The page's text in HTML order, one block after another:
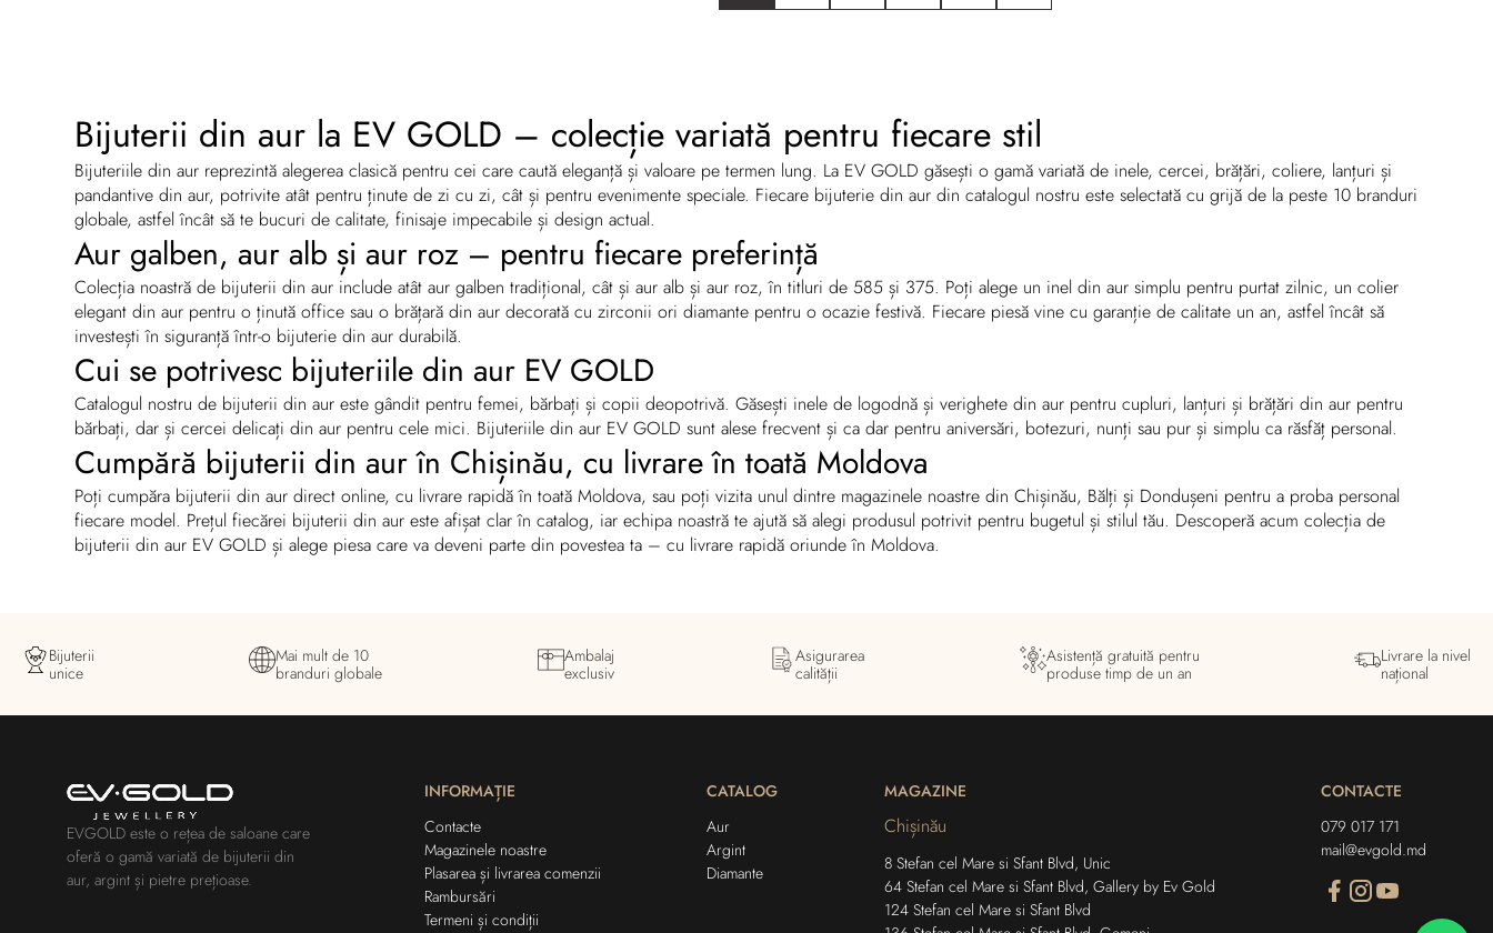
Bijuterii din aur la EV GOLD – colecție variată pentru fiecare stil
Bijuteriile din aur reprezintă alegerea clasică pentru cei care caută eleganță și valoare pe termen lung. La EV GOLD găsești o gamă variată de inele, cercei, brățări, coliere, lanțuri și
pandantive din aur, potrivite atât pentru ținute de zi cu zi, cât și pentru evenimente speciale. Fiecare bijuterie din aur din catalogul nostru este selectată cu grijă de la peste 10 branduri
globale, astfel încât să te bucuri de calitate, finisaje impecabile și design actual.
Aur galben, aur alb și aur roz – pentru fiecare preferință
Colecția noastră de bijuterii din aur include atât aur galben tradițional, cât și aur alb și aur roz, în titluri de 585 și 375. Poți alege un inel din aur simplu pentru purtat zilnic, un colier
elegant din aur pentru o ținută office sau o brățară din aur decorată cu zirconii ori diamante pentru o ocazie festivă. Fiecare piesă vine cu garanție de calitate un an, astfel încât să
investești în siguranță într-o bijuterie din aur durabilă.
Cui se potrivesc bijuteriile din aur EV GOLD
Catalogul nostru de bijuterii din aur este gândit pentru femei, bărbați și copii deopotrivă. Găsești inele de logodnă și verighete din aur pentru cupluri, lanțuri și brățări din aur pentru
bărbați, dar și cercei delicați din aur pentru cele mici. Bijuteriile din aur EV GOLD sunt alese frecvent și ca dar pentru aniversări, botezuri, nunți sau pur și simplu ca răsfăț personal.
Cumpără bijuterii din aur în Chișinău, cu livrare în toată Moldova
Poți cumpăra bijuterii din aur direct online, cu livrare rapidă în toată Moldova, sau poți vizita unul dintre magazinele noastre din Chișinău, Bălți și Dondușeni pentru a proba personal
fiecare model. Prețul fiecărei bijuterii din aur este afișat clar în catalog, iar echipa noastră te ajută să alegi produsul potrivit pentru bugetul și stilul tău. Descoperă acum colecția de
bijuterii din aur EV GOLD și alege piesa care va deveni parte din povestea ta – cu livrare rapidă oriunde în Moldova.
Bijuterii
unice
Mai mult de 10
branduri globale
Ambalaj
exclusiv
Asigurarea
calității
Asistență gratuită pentru
produse timp de un an
Livrare la nivel
național
EVGOLD este o rețea de saloane care
oferă o gamă variată de bijuterii din
aur, argint și pietre prețioase.
INFORMAȚIE
Contacte
Magazinele noastre
Plasarea și livrarea comenzii
Rambursări
Termeni și condiții
CATALOG
Aur
Argint
Diamante
MAGAZINE
Chișinău
8 Stefan cel Mare si Sfant Blvd, Unic
64 Stefan cel Mare si Sfant Blvd, Gallery by Ev Gold
124 Stefan cel Mare si Sfant Blvd
CONTACTE
079 017 171
mail@evgold.md